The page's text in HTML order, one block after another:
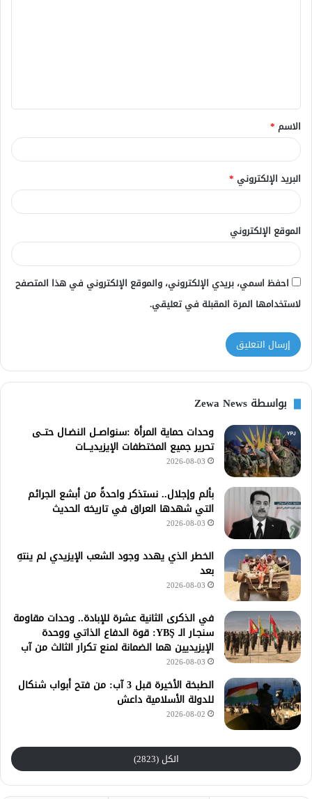
ق
*
الاسم *
البريد الإلكتروني *
الموقع الإلكتروني
احفظ اسمي، بريدي الإلكتروني، والموقع الإلكتروني في هذا المتصفح
لاستخدامها المرة المقبلة في تعليقي.
بواسطة Zewa News
وحدات حماية المرأة :سنواصــل النضـال حتــى
تحرير جميع المختطفات الإيزيديـــات
2026-08-03
بألم وإجلال.. نستذكر واحدةً من أبشع الجرائم
التي شهدها العراق في تاريخه الحديث
2026-08-03
الخطر الذي يهدد وجود الشعب الإيزيدي لم ينتهِ
بعد
2026-08-03
في الذكرى الثانية عشرة للإبادة.. وحدات مقاومة
سنجـار الـ YBŞ: قوة الدفاع الذاتي ووحدة
الإيزيديين هما الضمانة لمنع تكرار الثالث من آب
2026-08-03
الطبخة الأخيرة قبل 3 آب: من فتح أبواب شنكال
للدولة الأسلامية داعش
2026-08-02
الكل (2823)